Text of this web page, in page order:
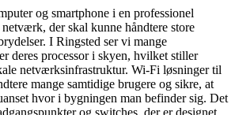
og smartphone i en professionel
der skal kunne håndtere store
I Ringsted ser vi mange
deres processor i skyen, hvilket stiller
netværksinfrastruktur. Wi-Fi løsninger til
mange samtidige brugere og sikre, at
hvor i bygningen man befinder sig. Det
og switches, der er designet